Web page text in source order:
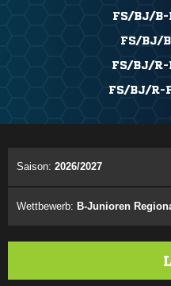
FS/BJ/B-
FS/BJ/
FS/BJ/R-
FS/BJ/R-
Saison: 2026/2027
Wettbewerb: B-Junioren